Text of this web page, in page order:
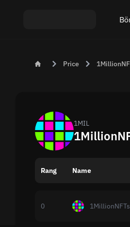
Austausch
Austausch
Austausch
Beliebte
Price
1MIL
Rang Name
0 1MillionNFTs